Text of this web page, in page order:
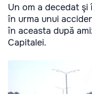
Un om a decedat
în urma unui
în aceasta după
Capitalei.